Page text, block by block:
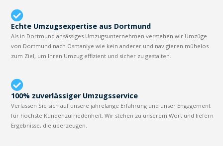
Echte Umzugsexpertise aus Dortmund
Als in Dortmund ansässiges Umzugsunternehmen verstehen wir Umzüge
von Dortmund nach Osmaniye wie kein anderer und navigieren mühelos
zum Ziel, um Ihren Umzug effizient und sicher zu gestalten.
100% zuverlässiger Umzugsservice
Verlassen Sie sich auf unsere jahrelange Erfahrung und unser Engagement
für höchste Kundenzufriedenheit. Wir stehen zu unserem Wort und liefern
Ergebnisse, die überzeugen.